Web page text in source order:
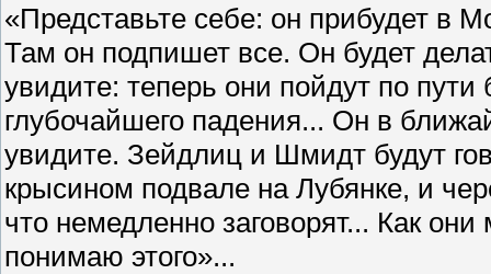
«Представьте себе: он прибудет в
Там он подпишет все. Он будет
увидите: теперь они пойдут по пути
глубочайшего падения... Он в
увидите. Зейдлиц и Шмидт будут
крысином подвале на Лубянке, и
что немедленно заговорят... Как
понимаю этого»...